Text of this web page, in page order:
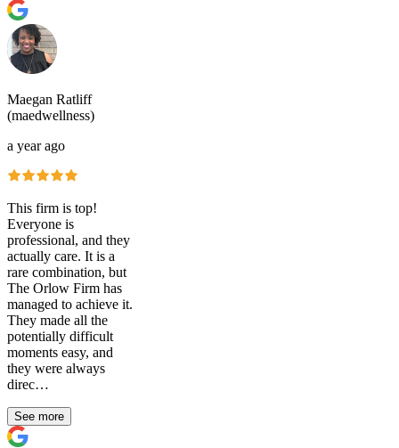
Maegan Ratliff
(maedwellness)
a year ago
This firm is top!
Everyone is
professional, and they
actually care. It is a
rare combination, but
The Orlow Firm has
managed to achieve it.
They made all the
potentially difficult
moments easy, and
they were always
direc…
See more